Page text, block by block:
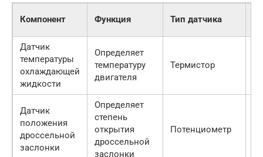
Компонент Функция Тип датчика
Датчик
температуры
охлаждающей
жидкости
Определяет
температуру
двигателя
Термистор
Датчик
положения
дроссельной
заслонки
Определяет
степень
открытия
дроссельной
заслонки
Потенциометр